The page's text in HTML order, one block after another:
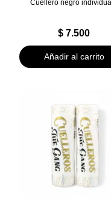
Cuellero negro individual
$ 7.500
Añadir al carrito